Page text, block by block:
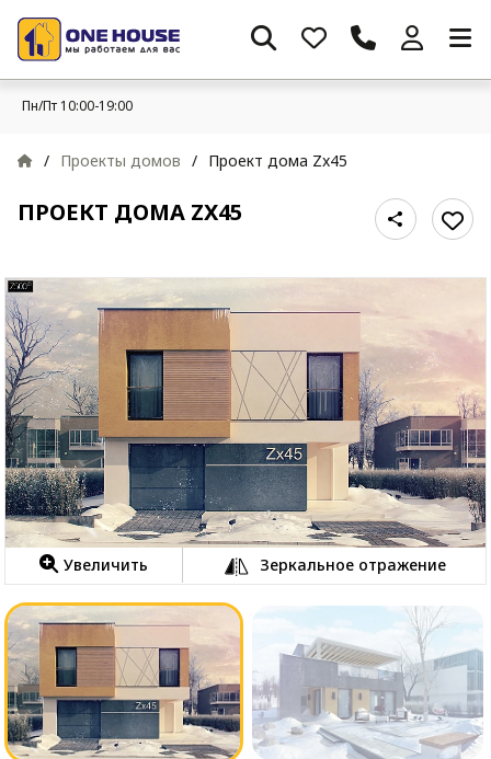
Пн/Пт 10:00-19:00
/ Проекты домов / Проект дома Zx45
ПРОЕКТ ДОМА ZX45
Увеличить Зеркальное отражение